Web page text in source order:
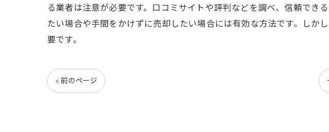
る業者は注意が必要です。口コミサイトや評判などを調べ、信頼で
たい場合や手間をかけずに売却したい場合には有効な方法です。し
要です。
< 前のページ